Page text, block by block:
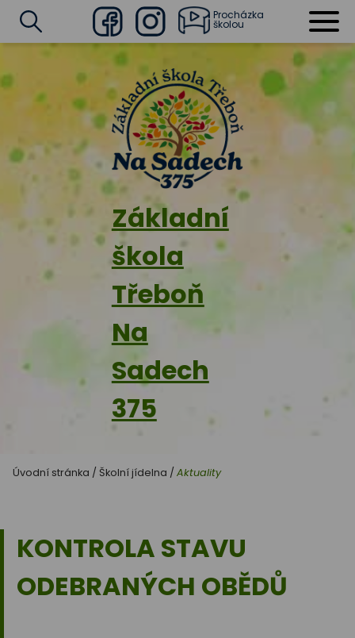
Základní
škola
Třeboň
Na
Sadech
375
FacebookInstagram
Procházka
školou
Úvodní stránka / Školní jídelna / Aktuality
KONTROLA STAVU
ODEBRANÝCH OBĚDŮ